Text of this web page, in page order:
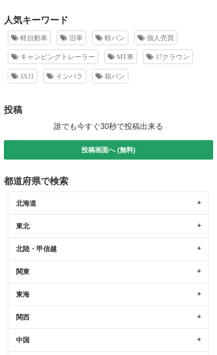
人気キーワード
軽自動車 旧車 軽バン 個人売買
キャンピングトレーラー MT車 17クラウン
JA11 インパラ 箱バン
投稿
誰でも今すぐ30秒で投稿出来る
投稿画面へ (無料)
都道府県で検索
北海道
東北
北陸・甲信越
関東
東海
関西
中国